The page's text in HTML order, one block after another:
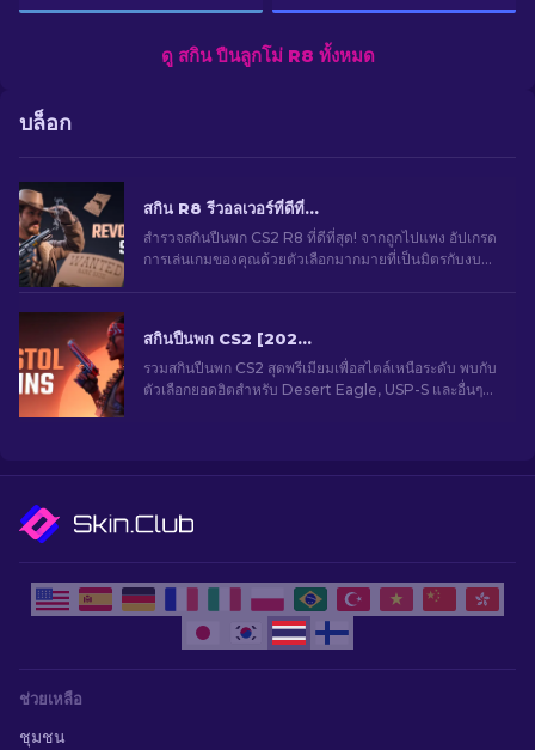
ดู สกิน ปืนลูกโม่ R8 ทั้งหมด
บล็อก
สกิน R8 รีวอลเวอร์ที่ดีที่สุดใน CS2 [2026]
สํารวจสกินปืนพก CS2 R8 ที่ดีที่สุด! จากถูกไปแพง อัปเกรด
การเล่นเกมของคุณด้วยตัวเลือกมากมายที่เป็นมิตรกับงบ
สกินปืนพก CS2 [2026] ดีไซน์ยอดนิยมสำหรับสายแม่น
รวมสกินปืนพก CS2 สุดพรีเมียมเพื่อสไตล์เหนือระดับ พบกับ
ตัวเลือกยอดฮิตสำหรับ Desert Eagle, USP-S และอื่นๆ
ช่วยเหลือ
ชุมชน